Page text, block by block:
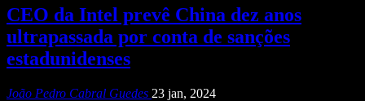
CEO da Intel prevê China dez anos
ultrapassada por conta de sanções
estadunidenses
João Pedro Cabral Guedes 23 jan, 2024